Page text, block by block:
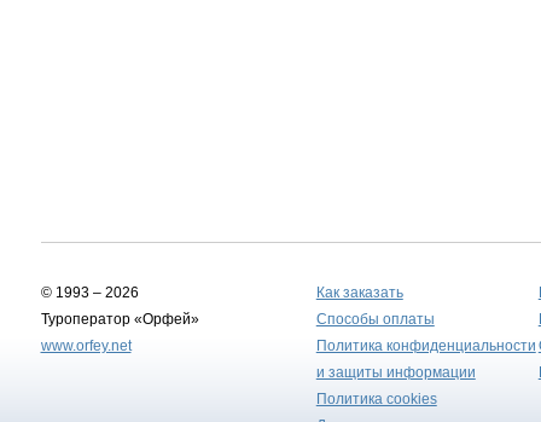
© 1993 – 2026
Туроператор «Орфей»
www.orfey.net
Как заказать
Способы оплаты
Политика конфиденциальности
и защиты информации
Политика cookies